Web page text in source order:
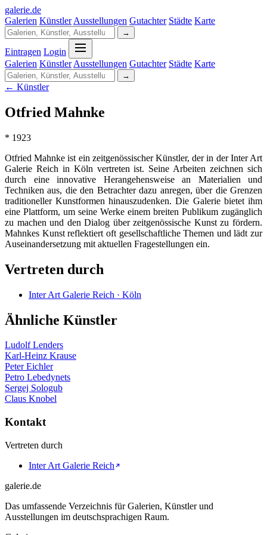
galerie.de
Galerien Künstler Ausstellungen Gutachter Städte Karte
→
Eintragen Login
Galerien Künstler Ausstellungen Gutachter Städte Karte
→
← Künstler
Otfried Mahnke
* 1923
Otfried Mahnke ist ein zeitgenössischer Künstler, der in der Inter Art
Galerie Reich in Köln vertreten ist. Seine Arbeiten zeichnen sich
durch eine innovative Herangehensweise an Materialien und
Techniken aus, die den Betrachter dazu anregen, über die Grenzen
traditioneller Kunstformen hinauszudenken. Die Galerie bietet ihm
eine Plattform, um seine Werke einem breiten Publikum zugänglich
zu machen und den Dialog über zeitgenössische Kunst zu fördern.
Mahnkes Kunst reflektiert oft gesellschaftliche Themen und lädt zur
Auseinandersetzung mit aktuellen Fragestellungen ein.
Vertreten durch
Inter Art Galerie Reich · Köln
Ähnliche Künstler
Ludolf Lenders
Karl-Heinz Krause
Peter Eichler
Petro Lebedynets
Sergej Sologub
Claus Knobel
Kontakt
Vertreten durch
Inter Art Galerie Reich
galerie.de
Das umfassende Verzeichnis für Galerien, Künstler und
Ausstellungen im deutschsprachigen Raum.